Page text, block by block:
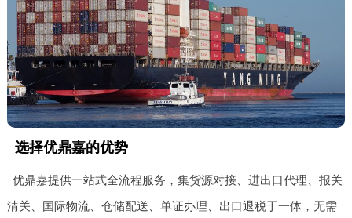
选择优鼎嘉的优势
优鼎嘉提供一站式全流程服务，集货源对接、进出口代理、报关
清关、国际物流、仓储配送、单证办理、出口退税于一体，无需